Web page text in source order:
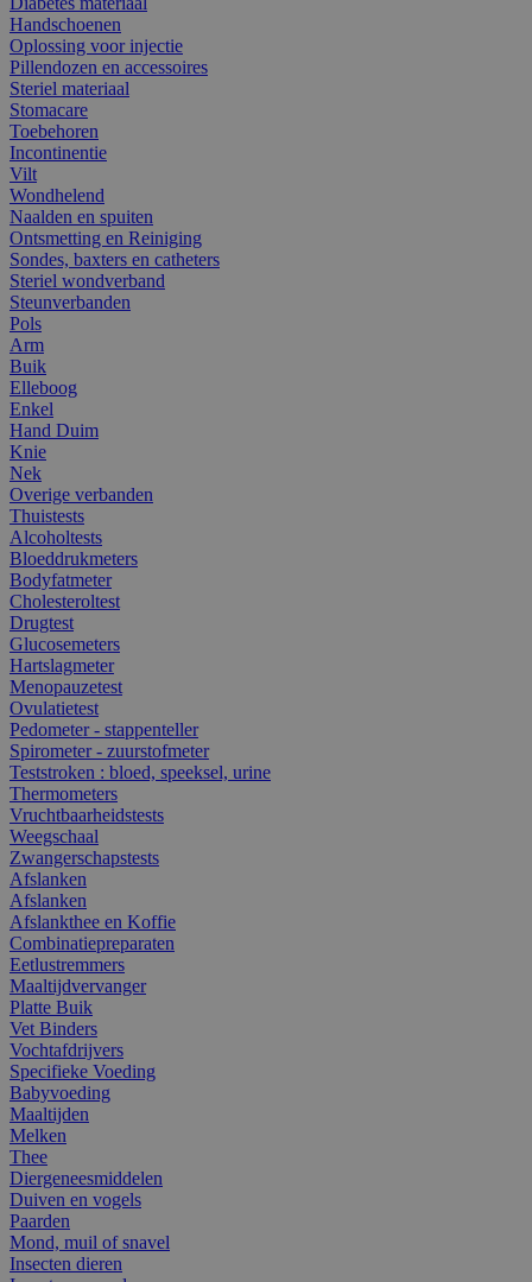
Handschoenen
Oplossing voor injectie
Pillendozen en accessoires
Steriel materiaal
Stomacare
Toebehoren
Incontinentie
Vilt
Wondhelend
Naalden en spuiten
Ontsmetting en Reiniging
Sondes, baxters en catheters
Steriel wondverband
Steunverbanden
Pols
Arm
Buik
Elleboog
Enkel
Hand Duim
Knie
Nek
Overige verbanden
Thuistests
Alcoholtests
Bloeddrukmeters
Bodyfatmeter
Cholesteroltest
Drugtest
Glucosemeters
Hartslagmeter
Menopauzetest
Ovulatietest
Pedometer - stappenteller
Spirometer - zuurstofmeter
Teststroken : bloed, speeksel, urine
Thermometers
Vruchtbaarheidstests
Weegschaal
Zwangerschapstests
Afslanken
Afslanken
Afslankthee en Koffie
Combinatiepreparaten
Eetlustremmers
Maaltijdvervanger
Platte Buik
Vet Binders
Vochtafdrijvers
Specifieke Voeding
Babyvoeding
Maaltijden
Melken
Thee
Diergeneesmiddelen
Duiven en vogels
Paarden
Mond, muil of snavel
Insecten dieren